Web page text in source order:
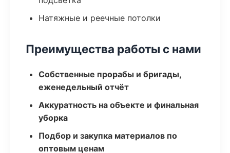
Натяжные и реечные потолки
Преимущества работы с нами
Собственные прорабы и бригады,
еженедельный отчёт
Аккуратность на объекте и финальная
уборка
Подбор и закупка материалов по
оптовым ценам